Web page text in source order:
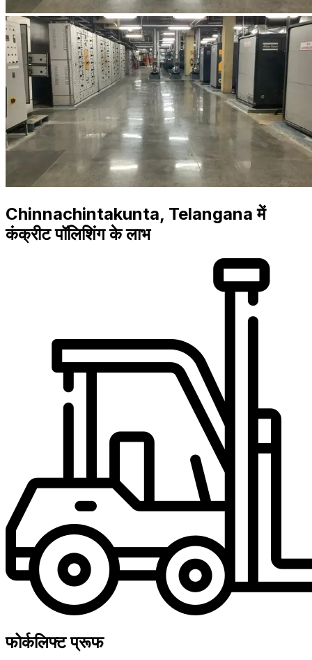
Chinnachintakunta, Telangana में
कंक्रीट पॉलिशिंग के लाभ
फोर्कलिफ्ट प्रूफ